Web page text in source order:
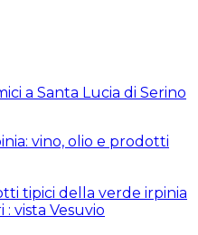
a Santa Lucia di Serino
vino, olio e prodotti
tipici della verde irpinia
vista Vesuvio